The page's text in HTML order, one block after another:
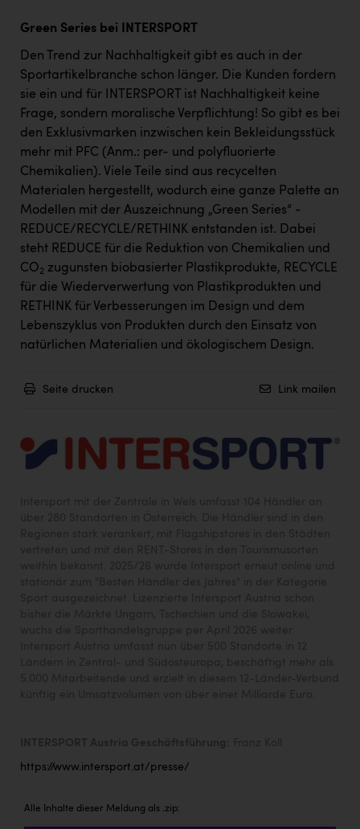
Green Series bei INTERSPORT
Den Trend zur Nachhaltigkeit gibt es auch in der
Sportartikelbranche schon länger. Die Kunden fordern
sie ein und für INTERSPORT ist Nachhaltigkeit keine
Frage, sondern moralische Verpflichtung! So gibt es bei
den Exklusivmarken inzwischen kein Bekleidungsstück
mehr mit PFC (Anm.: per- und polyfluorierte
Chemikalien). Viele Teile sind aus recycelten
Materialen hergestellt, wodurch eine ganze Palette an
Modellen mit der Auszeichnung „Green Series“ -
REDUCE/RECYCLE/RETHINK entstanden ist. Dabei
steht REDUCE für die Reduktion von Chemikalien und
CO2 zugunsten biobasierter Plastikprodukte, RECYCLE
für die Wiederverwertung von Plastikprodukten und
RETHINK für Verbesserungen im Design und dem
Lebenszyklus von Produkten durch den Einsatz von
natürlichen Materialien und ökologischem Design.
Seite drucken Link mailen
https://www.intersport.at/presse/
Alle Inhalte dieser Meldung als .zip: